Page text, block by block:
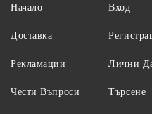
Начало
Доставка
Рекламации
Чести Въпроси
Вход
Лични
Търсене